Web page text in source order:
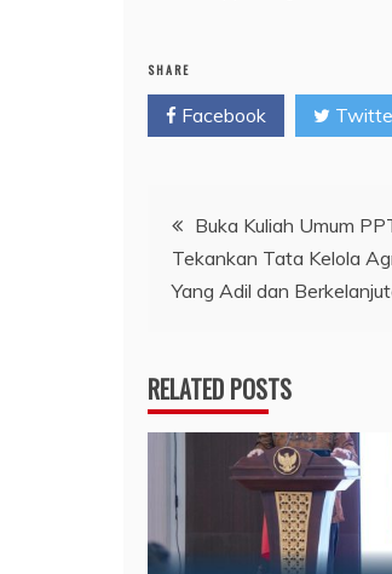
SHARE
Facebook
Navigasi
pos
Buka Kuliah Umum
Tekankan Tata Kelola
Yang Adil dan
RELATED POSTS